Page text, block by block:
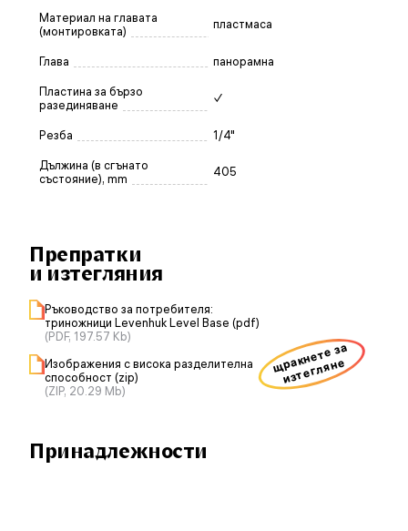
Материал на главата
(монтировката)
пластмаса
Глава панорамна
Пластина за бързо
разединяване
✓
Резба 1/4"
Дължина (в сгънато
състояние), mm
405
Препратки
и изтегляния
Ръководство за потребителя:
триножници Levenhuk Level Base (pdf)
(PDF, 197.57 Kb)
Изображения с висока разделителна
способност (zip)
(ZIP, 20.29 Mb)
щракнете за
изтегляне
Принадлежности